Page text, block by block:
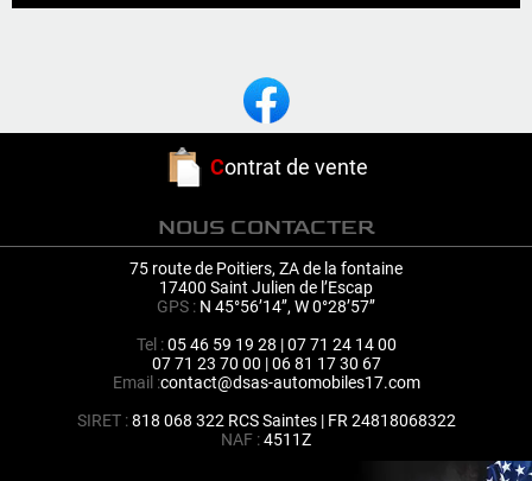
Contrat de vente
NOUS CONTACTER
75 route de Poitiers, ZA de la fontaine
17400 Saint Julien de l’Escap
GPS : N 45°56’14’’, W 0°28’57’’
Tel :05 46 59 19 28 | 07 71 24 14 00
07 71 23 70 00 | 06 81 17 30 67
Email :contact@dsas-automobiles17.com
SIRET :818 068 322 RCS Saintes | FR 24818068322
NAF :4511Z